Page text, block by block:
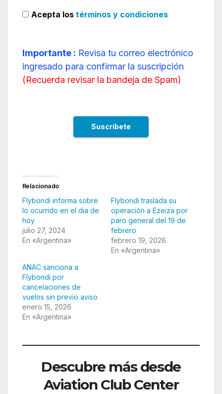
Acepta los términos y condiciones
Importante : Revisa tu correo electrónico
ingresado para confirmar la suscripción
(Recuerda revisar la bandeja de Spam)
Relacionado
Flybondi informa sobre
lo ocurrido en el dia de
hoy
julio 27, 2024
En «Argentina»
Flybondi traslada su
operación a Ezeiza por
paro general del 19 de
febrero
febrero 19, 2026
En «Argentina»
ANAC sanciona a
Flybondi por
cancelaciones de
vuelos sin previo aviso
enero 15, 2026
En «Argentina»
Descubre más desde
Aviation Club Center